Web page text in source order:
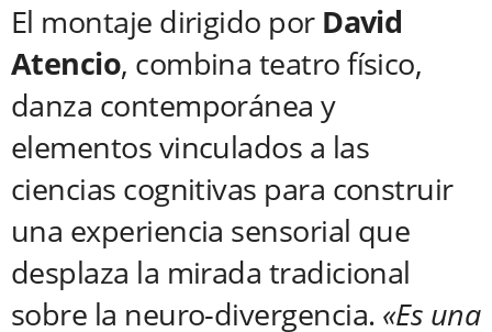
El montaje dirigido por David
Atencio, combina teatro físico,
danza contemporánea y
elementos vinculados a las
ciencias cognitivas para construir
una experiencia sensorial que
desplaza la mirada tradicional
sobre la neuro-divergencia. «Es una